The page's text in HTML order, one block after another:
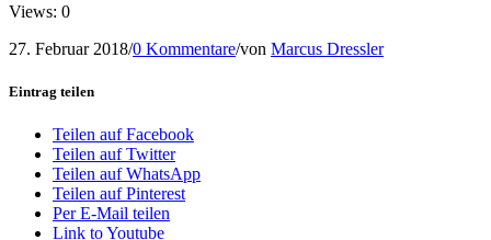
Views: 0
27. Februar 2018/0 Kommentare/von Marcus Dressler
Eintrag teilen
Teilen auf Facebook
Teilen auf Twitter
Teilen auf WhatsApp
Teilen auf Pinterest
Per E-Mail teilen
Link to Youtube